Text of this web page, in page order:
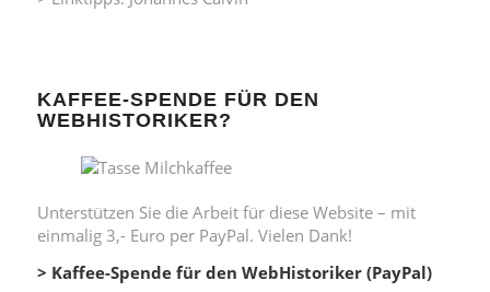
KAFFEE-SPENDE FÜR DEN
WEBHISTORIKER?
Unterstützen Sie die Arbeit für diese Website – mit
einmalig 3,- Euro per PayPal. Vielen Dank!
> Kaffee-Spende für den WebHistoriker (PayPal)